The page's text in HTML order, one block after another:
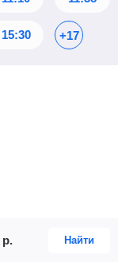
15:30 +17
р. Найти